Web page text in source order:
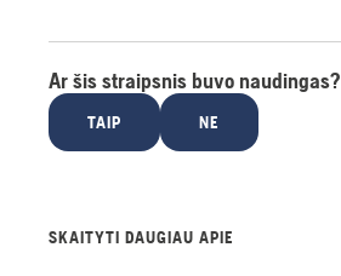
Ar šis straipsnis buvo naudingas?
TAIP NE
SKAITYTI DAUGIAU APIE